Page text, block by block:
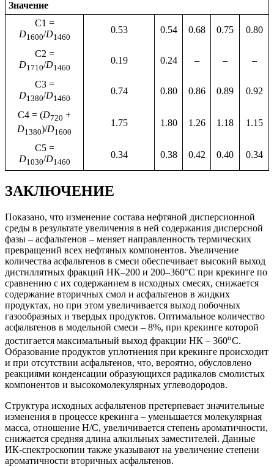
Значение
C1 =
D1600/D1460
0.53 0.54 0.68 0.75 0.80
C2 =
D1710/D1460
0.19 0.24 – – –
C3 =
D1380/D1460
0.74 0.80 0.86 0.89 0.92
C4 = (D720 +
D1380)/D1600
1.75 1.80 1.26 1.18 1.15
C5 =
D1030/D1460
0.34 0.38 0.42 0.40 0.34
ЗАКЛЮЧЕНИЕ
Показано, что изменение состава нефтяной дисперсионной
среды в результате увеличения в ней содержания дисперсной
фазы – асфальтенов – меняет направленность термических
превращений всех нефтяных компонентов. Увеличение
количества асфальтенов в смеси обеспечивает высокий выход
дистиллятных фракций НК–200 и 200–360°С при крекинге по
сравнению с их содержанием в исходных смесях, снижается
содержание вторичных смол и асфальтенов в жидких
продуктах, но при этом увеличивается выход побочных
газообразных и твердых продуктов. Оптимальное количество
асфальтенов в модельной смеси – 8%, при крекинге которой
достигается максимальный выход фракции НК – 360оС.
Образование продуктов уплотнения при крекинге происходит
и при отсутствии асфальтенов, что, вероятно, обусловлено
реакциями конденсации образующихся радикалов смолистых
компонентов и высокомолекулярных углеводородов.
Структура исходных асфальтенов претерпевает значительные
изменения в процессе крекинга – уменьшается молекулярная
масса, отношение H/C, увеличивается степень ароматичности,
снижается средняя длина алкильных заместителей. Данные
ИК-спектроскопии также указывают на увеличение степени
ароматичности вторичных асфальтенов.